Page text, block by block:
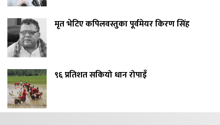
मृत भेटिए कपिलवस्तुका पूर्वमेयर किरण सिंह
९६ प्रतिशत सकियो धान रोपाइँ